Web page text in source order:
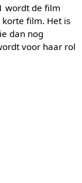
wordt de film
film. Het is
dan nog
voor haar rol